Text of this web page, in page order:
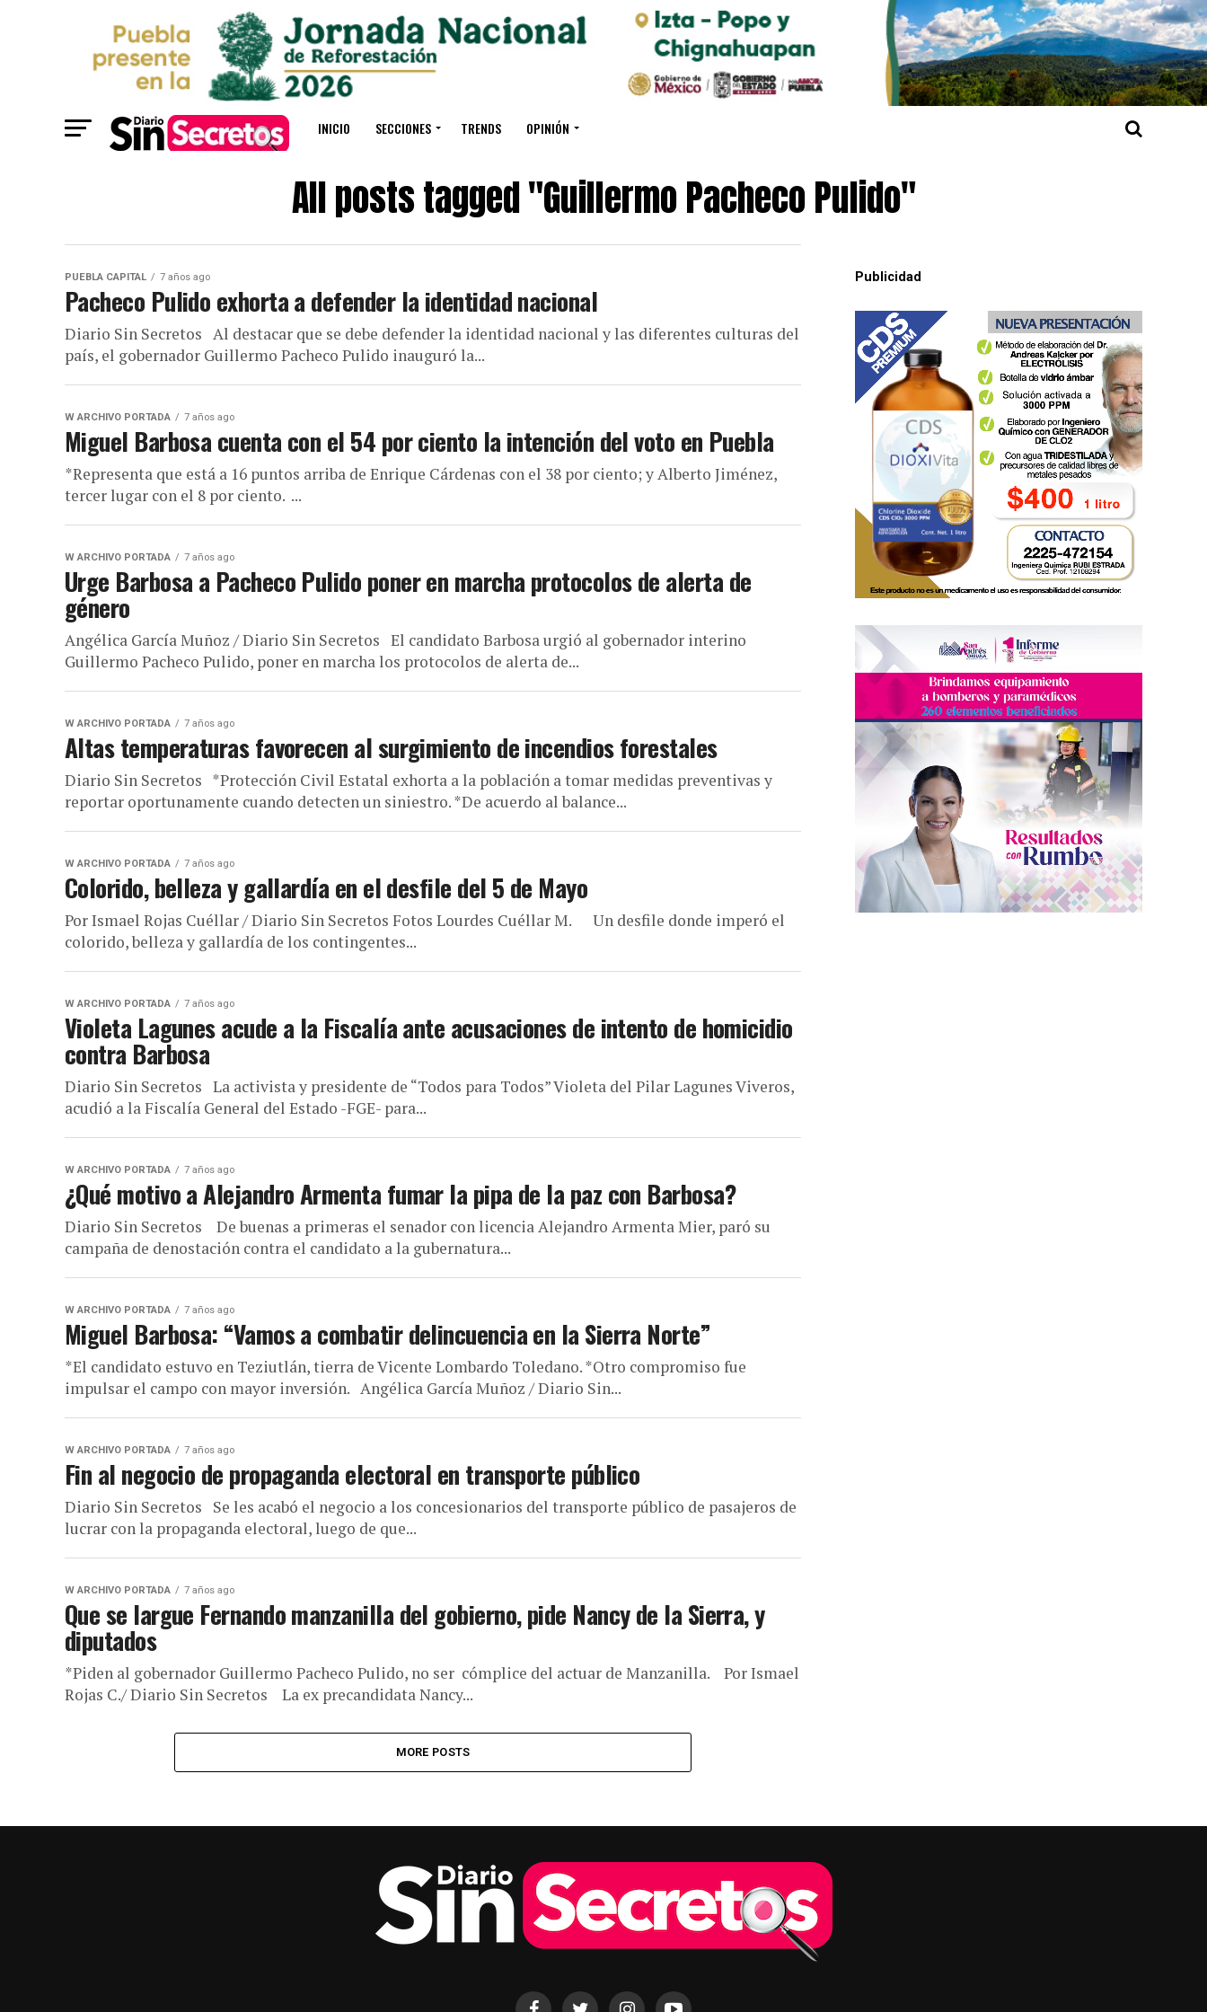
INICIO SECCIONES TRENDS OPINIÓN
All posts tagged "Guillermo Pacheco Pulido"
PUEBLA CAPITAL 7 años ago
Pacheco Pulido exhorta a defender la identidad nacional
Diario Sin Secretos Al destacar que se debe defender la identidad nacional y las diferentes culturas del
país, el gobernador Guillermo Pacheco Pulido inauguró la...
W ARCHIVO PORTADA 7 años ago
Miguel Barbosa cuenta con el 54 por ciento la intención del voto en Puebla
*Representa que está a 16 puntos arriba de Enrique Cárdenas con el 38 por ciento; y Alberto Jiménez,
tercer lugar con el 8 por ciento. ...
W ARCHIVO PORTADA 7 años ago
Urge Barbosa a Pacheco Pulido poner en marcha protocolos de alerta de
género
Angélica García Muñoz / Diario Sin Secretos El candidato Barbosa urgió al gobernador interino
Guillermo Pacheco Pulido, poner en marcha los protocolos de alerta de...
W ARCHIVO PORTADA 7 años ago
Altas temperaturas favorecen al surgimiento de incendios forestales
Diario Sin Secretos *Protección Civil Estatal exhorta a la población a tomar medidas preventivas y
reportar oportunamente cuando detecten un siniestro. *De acuerdo al balance...
W ARCHIVO PORTADA 7 años ago
Colorido, belleza y gallardía en el desfile del 5 de Mayo
Por Ismael Rojas Cuéllar / Diario Sin Secretos Fotos Lourdes Cuéllar M. Un desfile donde imperó el
colorido, belleza y gallardía de los contingentes...
W ARCHIVO PORTADA 7 años ago
Violeta Lagunes acude a la Fiscalía ante acusaciones de intento de homicidio
contra Barbosa
Diario Sin Secretos La activista y presidente de “Todos para Todos” Violeta del Pilar Lagunes Viveros,
acudió a la Fiscalía General del Estado -FGE- para...
W ARCHIVO PORTADA 7 años ago
¿Qué motivo a Alejandro Armenta fumar la pipa de la paz con Barbosa?
Diario Sin Secretos De buenas a primeras el senador con licencia Alejandro Armenta Mier, paró su
campaña de denostación contra el candidato a la gubernatura...
W ARCHIVO PORTADA 7 años ago
Miguel Barbosa: “Vamos a combatir delincuencia en la Sierra Norte”
*El candidato estuvo en Teziutlán, tierra de Vicente Lombardo Toledano. *Otro compromiso fue
impulsar el campo con mayor inversión. Angélica García Muñoz / Diario Sin...
W ARCHIVO PORTADA 7 años ago
Fin al negocio de propaganda electoral en transporte público
Diario Sin Secretos Se les acabó el negocio a los concesionarios del transporte público de pasajeros de
lucrar con la propaganda electoral, luego de que...
W ARCHIVO PORTADA 7 años ago
Que se largue Fernando manzanilla del gobierno, pide Nancy de la Sierra, y
diputados
*Piden al gobernador Guillermo Pacheco Pulido, no ser cómplice del actuar de Manzanilla. Por Ismael
Rojas C./ Diario Sin Secretos La ex precandidata Nancy...
MORE POSTS
Publicidad